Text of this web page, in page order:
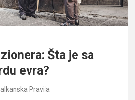
Šta je sa
evra?
Pravila